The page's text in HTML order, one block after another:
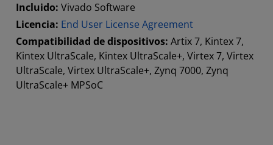
Incluido: Vivado Software
Licencia: End User License Agreement
Compatibilidad de dispositivos: Artix 7, Kintex 7,
Kintex UltraScale, Kintex UltraScale+, Virtex 7, Virtex
UltraScale, Virtex UltraScale+, Zynq 7000, Zynq
UltraScale+ MPSoC